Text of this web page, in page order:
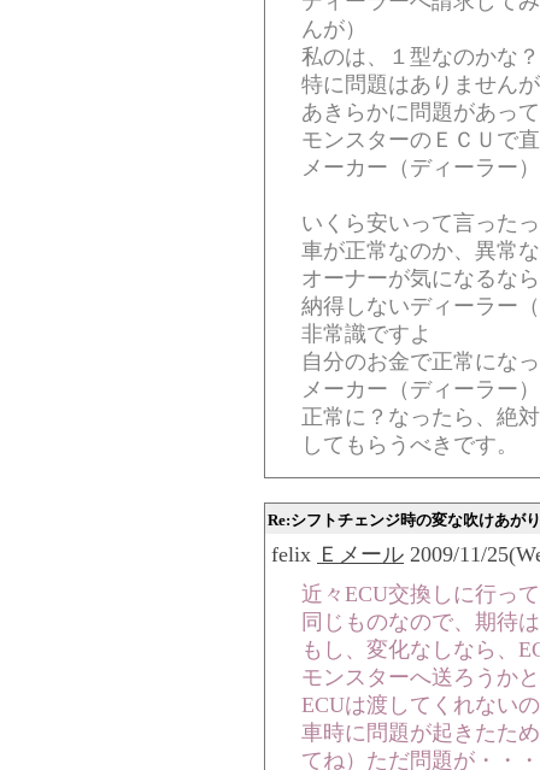
んが）
私のは、１型なのかな
特に問題はありませんが
あきらかに問題があっ
モンスターのＥＣＵで
メーカー（ディーラー
いくら安いって言った
車が正常なのか、異常
オーナーが気になるな
納得しないディーラー
非常識ですよ
自分のお金で正常にな
メーカー（ディーラー
正常に？なったら、絶
してもらうべきです。
Re:シフトチェンジ時の変な吹けあがり
felix Ｅメール 2009/11/
近々ECU交換しに行っ
同じものなので、期待
もし、変化なしなら、
モンスターへ送ろうか
ECUは渡してくれない
車時に問題が起きたた
てね）ただ問題が・・